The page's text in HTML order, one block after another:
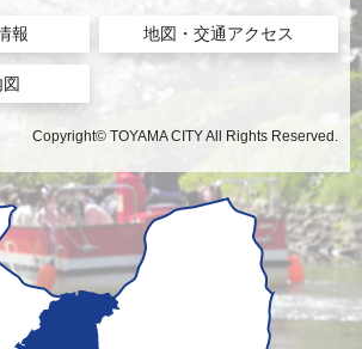
報 地図・交通アクセス
Copyright© TOYAMA CITY All Rights Reserved.